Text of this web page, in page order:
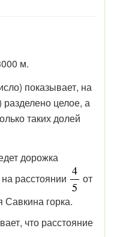
м.
показывает, на
целое, а
таких долей
дорожка
расстоянии
от
Савкина горка.
что расстояние